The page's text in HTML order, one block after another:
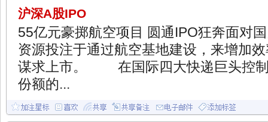
沪深A股IPO
55亿元豪掷航空项目 圆通IPO狂奔面对
资源投注于通过航空基地建设，来增加
谋求上市。 在国际四大快递巨头控制
份额的...